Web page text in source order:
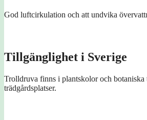
God luftcirkulation och att undvika
Tillgänglighet i Sverige
Trolldruva finns i plantskolor och
trädgårdsplatser.